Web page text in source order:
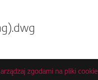
zgodami na pliki cookie